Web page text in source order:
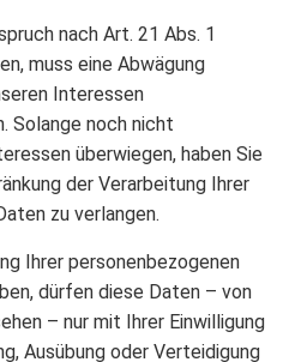
nach Art. 21 Abs. 1
muss eine Abwägung
Interessen
Solange noch nicht
überwiegen, haben Sie
der Verarbeitung Ihrer
zu verlangen.
Ihrer personenbezogenen
dürfen diese Daten – von
– nur mit Ihrer Einwilligung
Ausübung oder Verteidigung